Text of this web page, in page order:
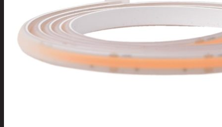
Kranssit ja
Joulutekstiilit
Paketointi
Marjastus
Talvi
Päivittäistavarat